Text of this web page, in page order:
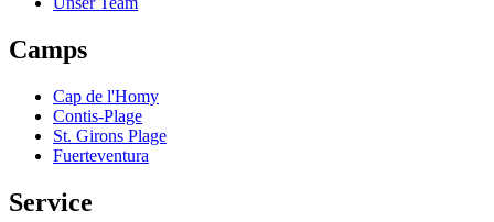
Camps
Cap de l'Homy
Contis-Plage
St. Girons Plage
Fuerteventura
Service